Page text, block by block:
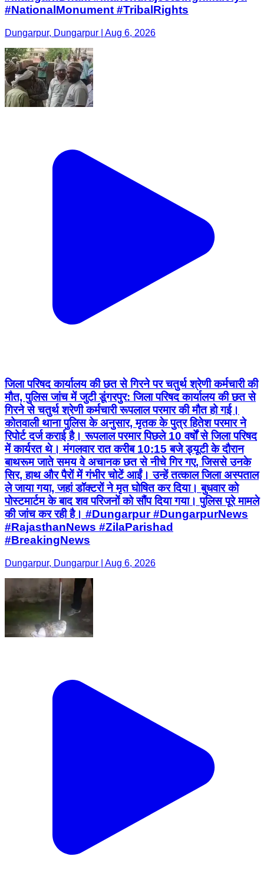
#NationalMonument #TribalRights
Dungarpur, Dungarpur | Aug 6, 2026
जिला परिषद कार्यालय की छत से गिरने पर चतुर्थ श्रेणी कर्मचारी की
मौत, पुलिस जांच में जुटी डूंगरपुर: जिला परिषद कार्यालय की छत से
गिरने से चतुर्थ श्रेणी कर्मचारी रूपलाल परमार की मौत हो गई।
कोतवाली थाना पुलिस के अनुसार, मृतक के पुत्र हितेश परमार ने
रिपोर्ट दर्ज कराई है। रूपलाल परमार पिछले 10 वर्षों से जिला परिषद
में कार्यरत थे। मंगलवार रात करीब 10:15 बजे ड्यूटी के दौरान
बाथरूम जाते समय वे अचानक छत से नीचे गिर गए, जिससे उनके
सिर, हाथ और पैरों में गंभीर चोटें आईं। उन्हें तत्काल जिला अस्पताल
ले जाया गया, जहां डॉक्टरों ने मृत घोषित कर दिया। बुधवार को
पोस्टमार्टम के बाद शव परिजनों को सौंप दिया गया। पुलिस पूरे मामले
की जांच कर रही है। #Dungarpur #DungarpurNews
#RajasthanNews #ZilaParishad
#BreakingNews
Dungarpur, Dungarpur | Aug 6, 2026